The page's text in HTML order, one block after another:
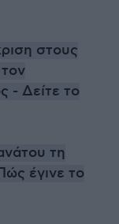
στους
- Δείτε το
τη
έγινε το